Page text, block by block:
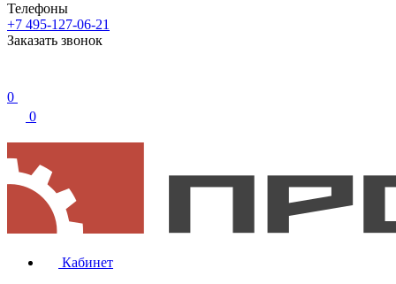
Телефоны
+7 495-127-06-21
Заказать звонок
0
0
Кабинет